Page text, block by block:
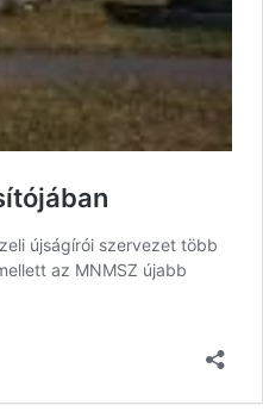
újságírói szervezet több
az MNMSZ újabb